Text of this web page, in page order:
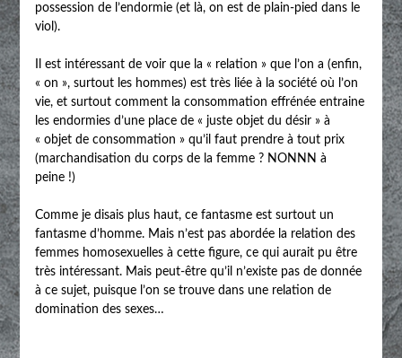
possession de l’endormie (et là, on est de plain-pied dans le
viol).
Il est intéressant de voir que la « relation » que l’on a (enfin,
« on », surtout les hommes) est très liée à la société où l’on
vie, et surtout comment la consommation effrénée entraine
les endormies d’une place de « juste objet du désir » à
« objet de consommation » qu’il faut prendre à tout prix
(marchandisation du corps de la femme ? NONNN à
peine !)
Comme je disais plus haut, ce fantasme est surtout un
fantasme d’homme. Mais n’est pas abordée la relation des
femmes homosexuelles à cette figure, ce qui aurait pu être
très intéressant. Mais peut-être qu’il n’existe pas de donnée
à ce sujet, puisque l’on se trouve dans une relation de
domination des sexes…